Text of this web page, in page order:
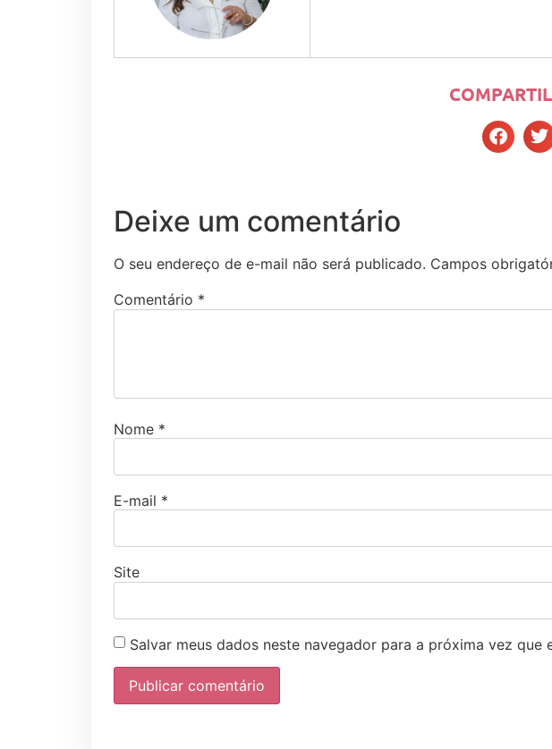
Deixe um comentário
O seu endereço de e-mail não será publicado. Campos
Comentário *
Nome *
E-mail *
Site
Salvar meus dados neste navegador para a próxima vez que